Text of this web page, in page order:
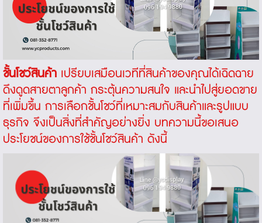
ชั้นโชว์สินค้า เปรียบเสมือนเวทีที่สินค้าของคุณได้เฉิดฉาย
ดึงดูดสายตาลูกค้า กระตุ้นความสนใจ และนำไปสู่ยอดขาย
ที่เพิ่มขึ้น การเลือกชั้นโชว์ที่เหมาะสมกับสินค้าและรูปแบบ
ธุรกิจ จึงเป็นสิ่งที่สำคัญอย่างยิ่ง บทความนี้ขอเสนอ
ประโยชน์ของการใช้ชั้นโชว์สินค้า ดังนี้